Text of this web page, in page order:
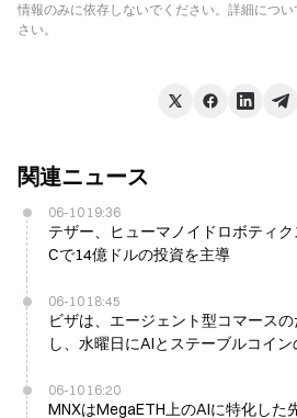
情報のみに依存しないでください。詳細につい
さい。
関連ニュース
06-10 19:36
テザー、ヒューマノイドロボティ
Cで14億ドルの投資を主導
06-10 18:45
ビザは、エージェント型コマース
し、水曜日にAIとステーブルコイ
06-10 16:20
MNXはMegaETH上のAIに特化した